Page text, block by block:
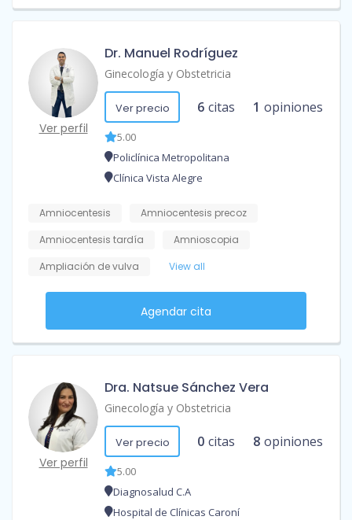
Ver perfil
Dr. Manuel Rodríguez
Ginecología y Obstetricia
Ver precio 6 citas 1 opiniones
5.00
Policlínica Metropolitana
Clínica Vista Alegre
Amniocentesis
Amniocentesis precoz
Amniocentesis tardía
Amnioscopia
Ampliación de vulva
View all
Agendar cita
Ver perfil
Dra. Natsue Sánchez Vera
Ginecología y Obstetricia
Ver precio 0 citas 8 opiniones
5.00
Diagnosalud C.A
Hospital de Clínicas Caroní